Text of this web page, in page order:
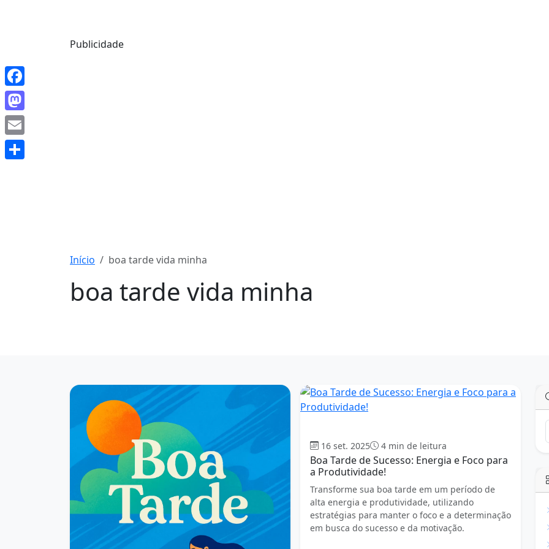
Publicidade
Início boa tarde vida minha
boa tarde vida minha
16 set. 2025 4 min de leitura
Boa Tarde de Sucesso: Energia e Foco para
a Produtividade!
Transforme sua boa tarde em um período de
alta energia e produtividade, utilizando
estratégias para manter o foco e a determinação
em busca do sucesso e da motivação.
Facebook
Mastodon
Email